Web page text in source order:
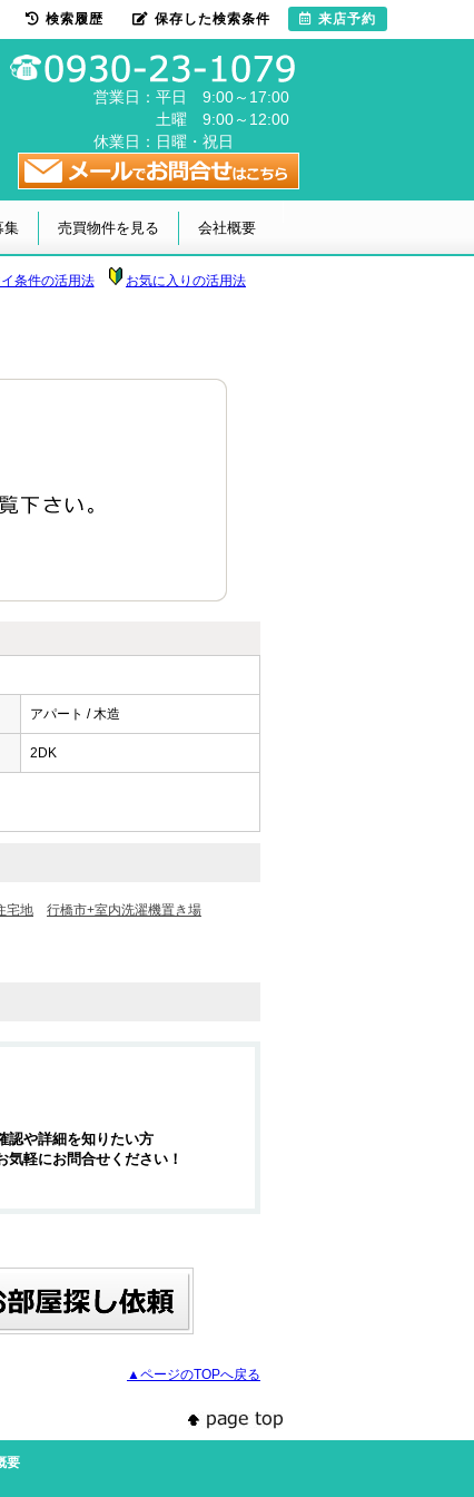
営業日： 平日 9:00～17:00
土曜 9:00～12:00
休業日： 日曜・祝日
集 売買物件を見る 会社概要
条件の活用法 お気に入りの活用法
アパート / 木造
2DK
宅地 行橋市+室内洗濯機置き場
認や詳細を知りたい方
気軽にお問合せください！
▲ページのTOPへ戻る
要
検索履歴 保存した検索条件 来店予約